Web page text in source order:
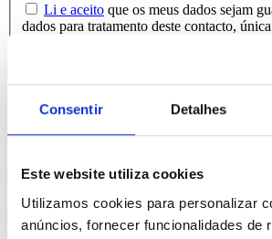
Consentir Detalhes
Este website utiliza cookies
Utilizamos cookies para personalizar
anúncios, fornecer funcionalidades de
Li e aceito que os meus dados sejam
dados para tratamento deste contacto,
Comprar
Marlowe